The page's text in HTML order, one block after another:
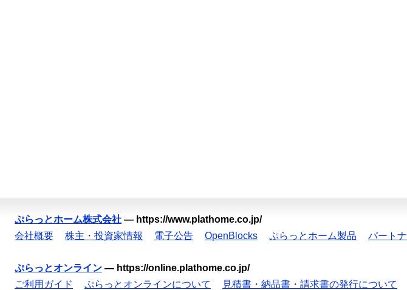
ぷらっとホーム株式会社 — https://www.plathome.co.jp/
会社概要
株主・投資家情報 電子公告 OpenBlocks ぷらっとホーム製品 パート
ぷらっとオンライン — https://online.plathome.co.jp/
ご利用ガイド
ぷらっとオンラインについて 見積書・納品書・請求書の発行について